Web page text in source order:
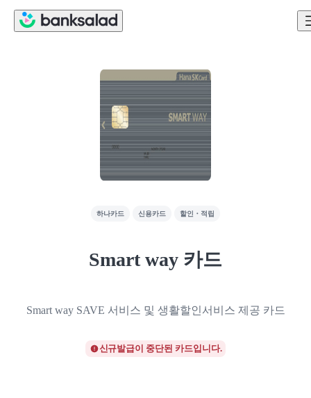
하나카드 신용카드 할인・적립
Smart way 카드
Smart way SAVE 서비스 및 생활할인서비스 제공 카드
신규발급이 중단된 카드입니다.